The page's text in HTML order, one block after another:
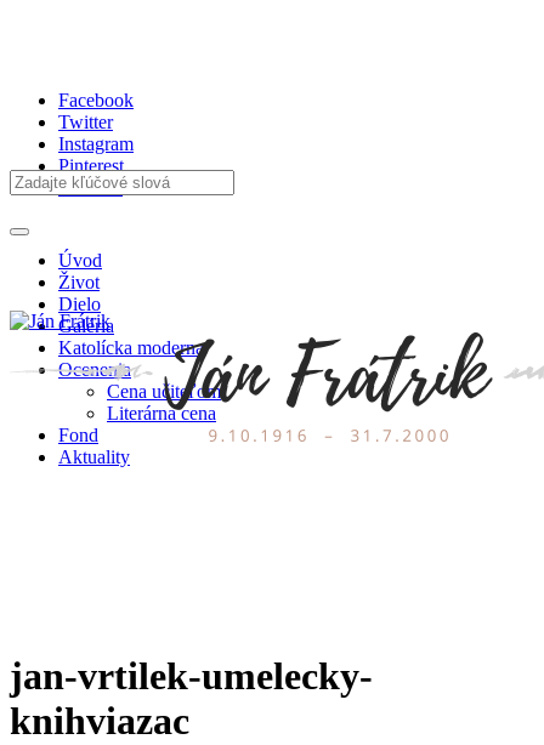
Facebook
Twitter
Instagram
Pinterest
Youtube
Úvod
Život
Dielo
Galéria
Katolícka moderna
Ocenenia
Cena učiteľom
Literárna cena
Fond
Aktuality
jan-vrtilek-umelecky-
knihviazac